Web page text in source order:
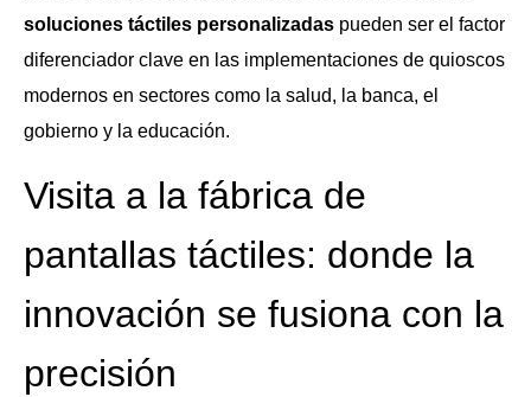
soluciones táctiles personalizadas pueden ser el factor
diferenciador clave en las implementaciones de quioscos
modernos en sectores como la salud, la banca, el
gobierno y la educación.
Visita a la fábrica de
pantallas táctiles: donde la
innovación se fusiona con la
precisión